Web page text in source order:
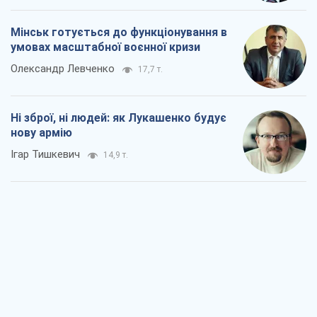
Мінськ готується до функціонування в
умовах масштабної воєнної кризи
Олександр Левченко 17,7 т.
Ні зброї, ні людей: як Лукашенко будує
нову армію
Ігар Тишкевич 14,9 т.